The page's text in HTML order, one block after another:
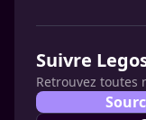
Suivre
Retrouvez toutes